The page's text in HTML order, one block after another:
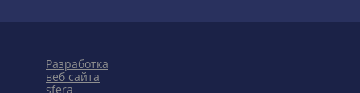
Разработка
веб сайта
sfera-